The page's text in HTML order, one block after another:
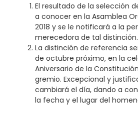
El resultado de la selección
a conocer en la Asamblea
2018 y se le notificará a la
merecedora de tal distinción.
La distinción de referencia
de octubre próximo, en la
Aniversario de la
gremio. Excepcional y
cambiará el día, dando a
la fecha y el lugar del